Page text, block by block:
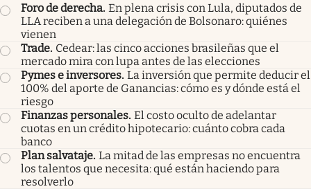
Foro de derecha. En plena crisis con Lula, diputados de
LLA reciben a una delegación de Bolsonaro: quiénes
vienen
Trade. Cedear: las cinco acciones brasileñas que el
mercado mira con lupa antes de las elecciones
Pymes e inversores. La inversión que permite deducir el
100% del aporte de Ganancias: cómo es y dónde está el
riesgo
Finanzas personales. El costo oculto de adelantar
cuotas en un crédito hipotecario: cuánto cobra cada
banco
Plan salvataje. La mitad de las empresas no encuentra
los talentos que necesita: qué están haciendo para
resolverlo